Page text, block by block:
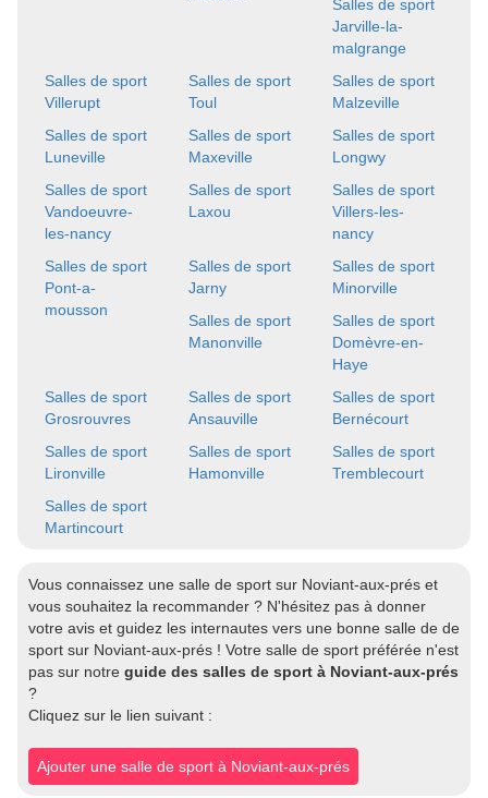
Salles de sport
Jarville-la-
malgrange
Salles de sport
Villerupt
Salles de sport
Toul
Salles de sport
Malzeville
Salles de sport
Luneville
Salles de sport
Maxeville
Salles de sport
Longwy
Salles de sport
Vandoeuvre-
les-nancy
Salles de sport
Laxou
Salles de sport
Villers-les-
nancy
Salles de sport
Pont-a-
mousson
Salles de sport
Jarny
Salles de sport
Minorville
Salles de sport
Manonville
Salles de sport
Domèvre-en-
Haye
Salles de sport
Grosrouvres
Salles de sport
Ansauville
Salles de sport
Bernécourt
Salles de sport
Lironville
Salles de sport
Hamonville
Salles de sport
Tremblecourt
Salles de sport
Martincourt
Vous connaissez une salle de sport sur Noviant-aux-prés et
vous souhaitez la recommander ? N'hésitez pas à donner
votre avis et guidez les internautes vers une bonne salle de de
sport sur Noviant-aux-prés ! Votre salle de sport préférée n'est
pas sur notre guide des salles de sport à Noviant-aux-prés
?
Cliquez sur le lien suivant :
Ajouter une salle de sport à Noviant-aux-prés